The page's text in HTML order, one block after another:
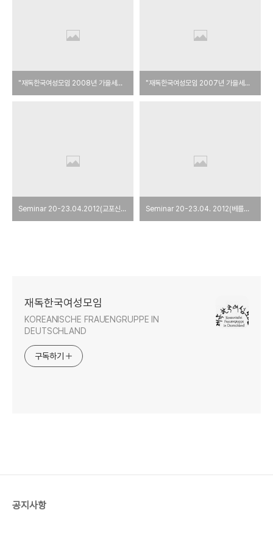
"재독한국여성모임 2008년 가을세미나에 다녀와서" - 이정회 "재독한국여성모임 2007년 가을세미나에 다녀와서" -이정회
Seminar 20-23.04.2012(교포신문) Seminar 20-23.04. 2012(베를린 리포트)
재독한국여성모임
KOREANISCHE FRAUENGRUPPE IN
DEUTSCHLAND
구독하기
공지사항